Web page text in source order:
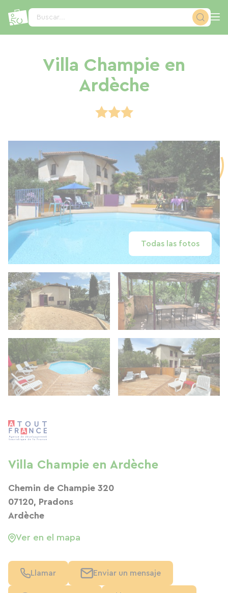
Buscar...
Villa Champie en
Ardèche
Todas las fotos
Villa Champie en Ardèche
Chemin de Champie 320
07120, Pradons
Ardèche
Ver en el mapa
Llamar Enviar un mensaje
Panel de gestión de cookies